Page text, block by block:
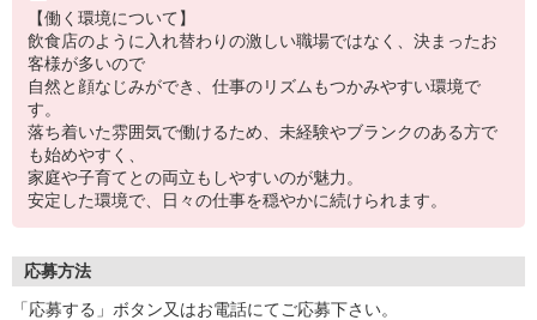
【働く環境について】
飲食店のように入れ替わりの激しい職場ではなく、決まったお
客様が多いので
自然と顔なじみができ、仕事のリズムもつかみやすい環境で
す。
落ち着いた雰囲気で働けるため、未経験やブランクのある方で
も始めやすく、
家庭や子育てとの両立もしやすいのが魅力。
安定した環境で、日々の仕事を穏やかに続けられます。
応募方法
「応募する」ボタン又はお電話にてご応募下さい。